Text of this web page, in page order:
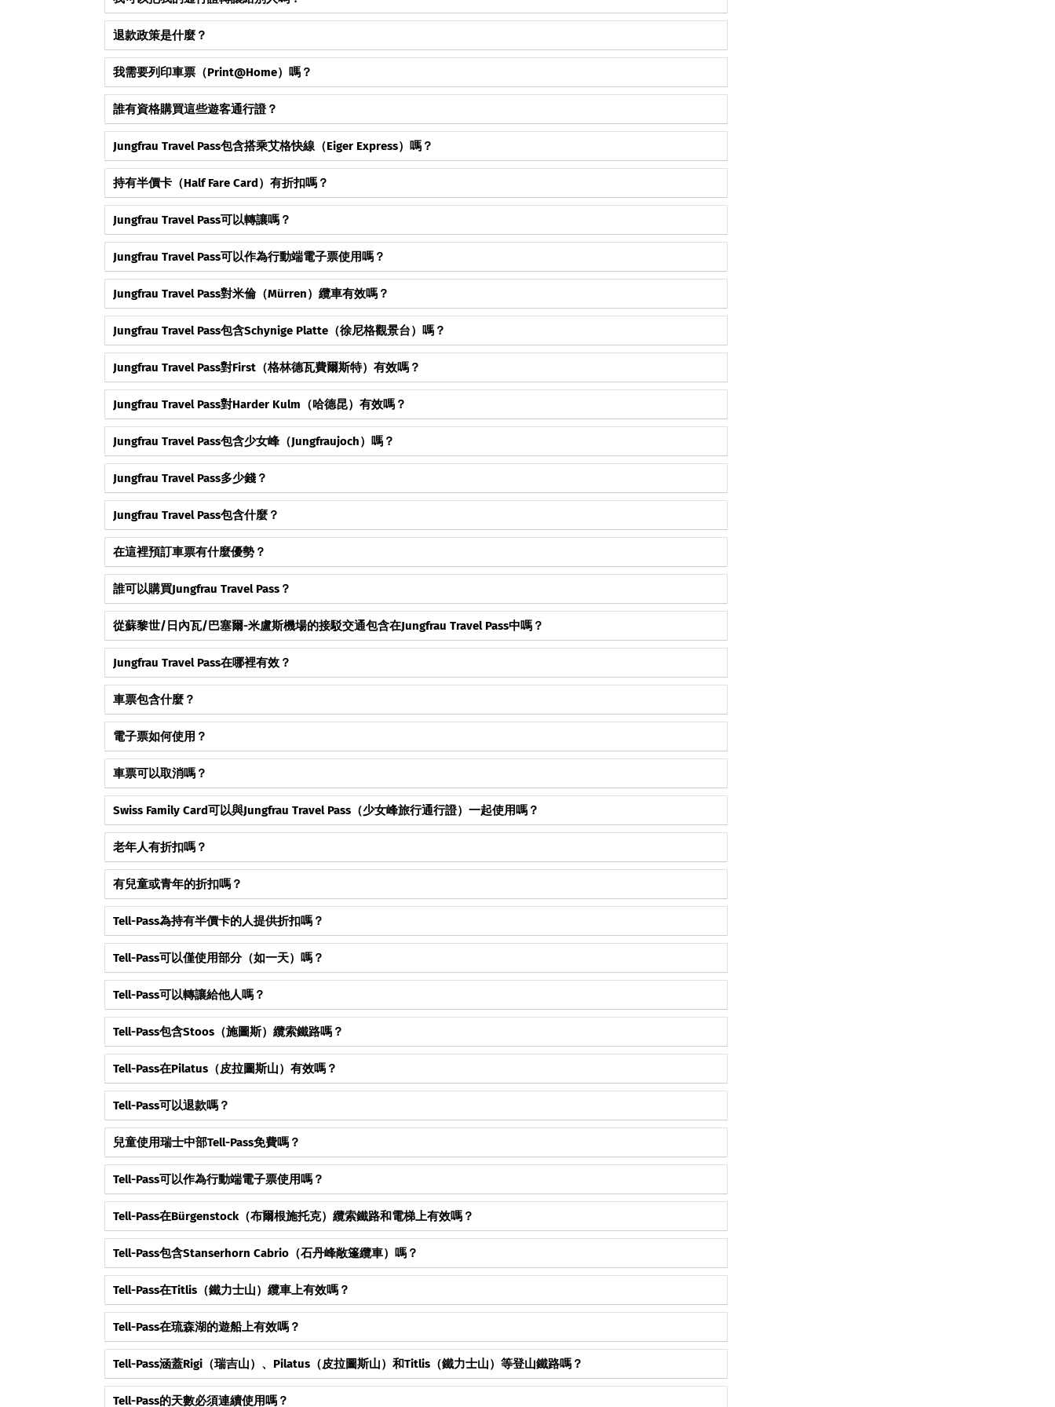
成為第一個按讚這個常見問題的人。
→ 查看完整回答與詳情
成為第一個按讚這個常見問題的人。
→ 查看完整回答與詳情
成為第一個按讚這個常見問題的人。
不可以。所有的通行證（Swiss Travel Pass、半價卡、區域通行證）都是實名制的。上面印有您的姓名和出生日期。在查票時，
您必須出示有效的護照或身份證件。
→ 查看完整回答與詳情
成為第一個按讚這個常見問題的人。
退款政策是什麼？
通常，Swiss Travel System（瑞士旅行交通系統）車票一經售出，不可退款。例外：如果您在預訂時購買了「Flex Cancellation
Option」（靈活取消選項），您可以在生效日期前至少1天取消。請查看您的具體預訂確認信。
→ 查看完整回答與詳情
成為第一個按讚這個常見問題的人。
我需要列印車票（Print@Home）嗎？
不需要。所有車票均作為帶有QR Code的PDF電子票發放。您只需向列車員出示智慧型手機或平板電腦上的QR Code即可。列印僅
作為備用可選項。
→ 查看完整回答與詳情
成為第一個按讚這個常見問題的人。
誰有資格購買這些遊客通行證？
這些通行證（Swiss Travel Pass、Flex、Half Fare Card）嚴格限定在瑞士和列支敦斯登境外永久居住的旅客購買。
→ 查看完整回答與詳情
成為第一個按讚這個常見問題的人。
Jungfrau Travel Pass包含搭乘艾格快線（Eiger Express）嗎？
包含，艾格快線纜車的無限次搭乘包含在內。
→ 查看完整回答與詳情
成為第一個按讚這個常見問題的人。
持有半價卡（Half Fare Card）有折扣嗎？
有，半價卡持有人在購買Jungfrau Travel Pass時可享受折扣。
→ 查看完整回答與詳情
成為第一個按讚這個常見問題的人。
Jungfrau Travel Pass可以轉讓嗎？
不可以，該通行證是個人專屬的，不可轉讓。
→ 查看完整回答與詳情
成為第一個按讚這個常見問題的人。
Jungfrau Travel Pass可以作為行動端電子票使用嗎？
可以，該通行證可以在智慧型手機上以數位方式使用，無需列印。
→ 查看完整回答與詳情
成為第一個按讚這個常見問題的人。
Jungfrau Travel Pass對米倫（Mürren）纜車有效嗎？
有效，包含米倫纜車及轉乘列車。
→ 查看完整回答與詳情
成為第一個按讚這個常見問題的人。
Jungfrau Travel Pass包含Schynige Platte（徐尼格觀景台）嗎？
包含，前往徐尼格觀景台的無限次搭乘包含在內。
→ 查看完整回答與詳情
成為第一個按讚這個常見問題的人。
Jungfrau Travel Pass對First（格林德瓦費爾斯特）有效嗎？
有效，前往費爾斯特的纜車包含在通行證中。
→ 查看完整回答與詳情
成為第一個按讚這個常見問題的人。
Jungfrau Travel Pass對Harder Kulm（哈德昆）有效嗎？
有效，包含前往哈德昆的無限次搭乘。
→ 查看完整回答與詳情
成為第一個按讚這個常見問題的人。
Jungfrau Travel Pass包含少女峰（Jungfraujoch）嗎？
該通行證不包含前往Jungfraujoch的完整行程，但提供從艾格冰川站出發的轉乘車票的折扣。
→ 查看完整回答與詳情
成為第一個按讚這個常見問題的人。
Jungfrau Travel Pass多少錢？
價格取決於所選的有效期（3天、4天、5天、6天、7天或8天）以及季節。
→ 查看完整回答與詳情
成為第一個按讚這個常見問題的人。
Jungfrau Travel Pass包含什麼？
無限次搭乘火車、纜車以及哈德昆、小夏戴克、費爾斯特和徐尼格觀景台等山區路線。
→ 查看完整回答與詳情
成為第一個按讚這個常見問題的人。
在這裡預訂車票有什麼優勢？
官方營運商，安全預訂。
→ 查看完整回答與詳情
成為第一個按讚這個常見問題的人。
誰可以購買Jungfrau Travel Pass？
遊客和瑞士公民均可購買。
→ 查看完整回答與詳情
成為第一個按讚這個常見問題的人。
從蘇黎世/日內瓦/巴塞爾-米盧斯機場的接駁交通包含在Jungfrau Travel Pass中嗎？
不包含。
→ 查看完整回答與詳情
成為第一個按讚這個常見問題的人。
Jungfrau Travel Pass在哪裡有效？
格林德瓦、溫根、米倫、勞特布魯嫩等。無限次搭乘登山鐵路（例如哈德昆、費爾斯特、徐尼格觀景台）。
→ 查看完整回答與詳情
成為第一個按讚這個常見問題的人。
車票包含什麼？
少女峰地區的公共交通（鐵路、公車、遊船）。例外情況：從Eigergletscher（艾格冰川站）到Jungfraujoch（少女峰）（需要換
乘車票）。
→ 查看完整回答與詳情
成為第一個按讚這個常見問題的人。
電子票如何使用？
在智慧型手機/平板電腦上出示或列印出來。
→ 查看完整回答與詳情
成為第一個按讚這個常見問題的人。
車票可以取消嗎？
僅限購買了靈活取消選項（FLEX CANCELLATION OPTION）才可退款。否則將收取費用。
→ 查看完整回答與詳情
成為第一個按讚這個常見問題的人。
Swiss Family Card可以與Jungfrau Travel Pass（少女峰旅行通行證）一起使用嗎？
不可以，它不適用。
→ 查看完整回答與詳情
成為第一個按讚這個常見問題的人。
老年人有折扣嗎？
沒有。
→ 查看完整回答與詳情
成為第一個按讚這個常見問題的人。
有兒童或青年的折扣嗎？
6-16歲兒童固定票價30瑞士法郎。6歲以下免費。Swiss Family Card無效。沒有青年折扣。
→ 查看完整回答與詳情
成為第一個按讚這個常見問題的人。
Tell-Pass為持有半價卡的人提供折扣嗎？
是的，持有半價卡的旅客可以以優惠價格購買Tell-Pass。
→ 查看完整回答與詳情
成為第一個按讚這個常見問題的人。
Tell-Pass可以僅使用部分（如一天）嗎？
不可以，Tell-Pass僅針對購買的完整連續天數有效。
→ 查看完整回答與詳情
成為第一個按讚這個常見問題的人。
Tell-Pass可以轉讓給他人嗎？
不可以，Tell-Pass是個人專屬的，不可轉讓。
→ 查看完整回答與詳情
成為第一個按讚這個常見問題的人。
Tell-Pass包含Stoos（施圖斯）纜索鐵路嗎？
包含，施圖斯纜索鐵路完全包含在Tell-Pass中。
→ 查看完整回答與詳情
成為第一個按讚這個常見問題的人。
Tell-Pass在Pilatus（皮拉圖斯山）有效嗎？
有效，Pilatus山在纜車和齒軌鐵路營運季節內包含在內。
→ 查看完整回答與詳情
成為第一個按讚這個常見問題的人。
Tell-Pass可以退款嗎？
根據銷售商的政策，可能可以在生效日期之前退款。
→ 查看完整回答與詳情
成為第一個按讚這個常見問題的人。
兒童使用瑞士中部Tell-Pass免費嗎？
6歲以下兒童免費乘車；6-15歲兒童憑Swiss Family Card免費乘車。
→ 查看完整回答與詳情
成為第一個按讚這個常見問題的人。
Tell-Pass可以作為行動端電子票使用嗎？
可以，Tell-Pass可以在您的智慧型手機上以數位方式使用，無需列印。
→ 查看完整回答與詳情
成為第一個按讚這個常見問題的人。
Tell-Pass在Bürgenstock（布爾根施托克）纜索鐵路和電梯上有效嗎？
有效，布爾根施托克纜索鐵路和電梯的換乘已包含在內。
→ 查看完整回答與詳情
成為第一個按讚這個常見問題的人。
Tell-Pass包含Stanserhorn Cabrio（石丹峰敞篷纜車）嗎？
包含，Stanserhorn Cabrio已完全包含在Tell-Pass中。
→ 查看完整回答與詳情
成為第一個按讚這個常見問題的人。
Tell-Pass在Titlis（鐵力士山）纜車上有效嗎？
根據季節和營運商的條件，Titlis纜車已包含在內或享有折扣。
→ 查看完整回答與詳情
成為第一個按讚這個常見問題的人。
Tell-Pass在琉森湖的遊船上有效嗎？
有效，琉森湖上的無限次遊船搭乘已完全包含在內。
→ 查看完整回答與詳情
Tell-Pass涵蓋Rigi（瑞吉山）、Pilatus（皮拉圖斯山）和Titlis（鐵力士山）等登山鐵路嗎？
涵蓋，這些登山鐵路根據季節的不同已完全包含或享有折扣。
Tell-Pass的天數必須連續使用嗎？